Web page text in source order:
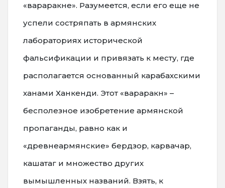
«вараракне». Разумеется, если его еще не
успели состряпать в армянских
лабораториях исторической
фальсификации и привязать к месту, где
располагается основанный карабахскими
ханами Ханкенди. Этот «вараракн» –
бесполезное изобретение армянской
пропаганды, равно как и
«древнеармянские» бердзор, карвачар,
кашатаг и множество других
вымышленных названий. Взять, к